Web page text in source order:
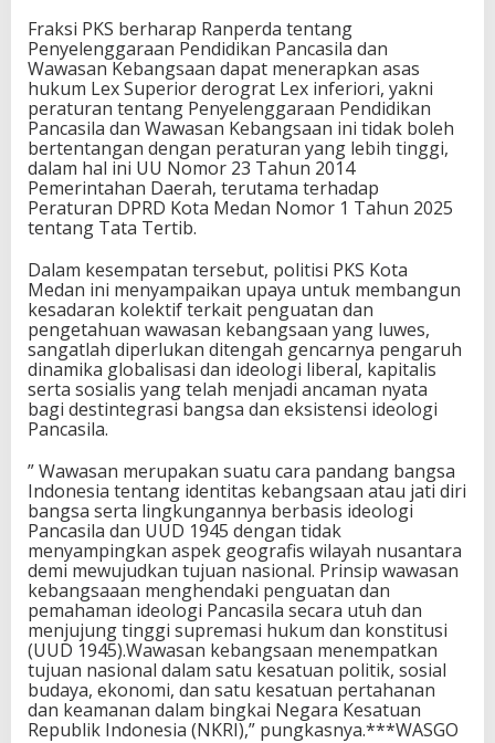
Fraksi PKS berharap Ranperda tentang
Penyelenggaraan Pendidikan Pancasila dan
Wawasan Kebangsaan dapat menerapkan asas
hukum Lex Superior derograt Lex inferiori, yakni
peraturan tentang Penyelenggaraan Pendidikan
Pancasila dan Wawasan Kebangsaan ini tidak boleh
bertentangan dengan peraturan yang lebih tinggi,
dalam hal ini UU Nomor 23 Tahun 2014
Pemerintahan Daerah, terutama terhadap
Peraturan DPRD Kota Medan Nomor 1 Tahun 2025
tentang Tata Tertib.
Dalam kesempatan tersebut, politisi PKS Kota
Medan ini menyampaikan upaya untuk membangun
kesadaran kolektif terkait penguatan dan
pengetahuan wawasan kebangsaan yang luwes,
sangatlah diperlukan ditengah gencarnya pengaruh
dinamika globalisasi dan ideologi liberal, kapitalis
serta sosialis yang telah menjadi ancaman nyata
bagi destintegrasi bangsa dan eksistensi ideologi
Pancasila.
” Wawasan merupakan suatu cara pandang bangsa
Indonesia tentang identitas kebangsaan atau jati diri
bangsa serta lingkungannya berbasis ideologi
Pancasila dan UUD 1945 dengan tidak
menyampingkan aspek geografis wilayah nusantara
demi mewujudkan tujuan nasional. Prinsip wawasan
kebangsaaan menghendaki penguatan dan
pemahaman ideologi Pancasila secara utuh dan
menjujung tinggi supremasi hukum dan konstitusi
(UUD 1945).Wawasan kebangsaan menempatkan
tujuan nasional dalam satu kesatuan politik, sosial
budaya, ekonomi, dan satu kesatuan pertahanan
dan keamanan dalam bingkai Negara Kesatuan
Republik Indonesia (NKRI),” pungkasnya.***WASGO